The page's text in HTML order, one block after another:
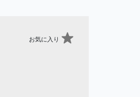
お気に入り